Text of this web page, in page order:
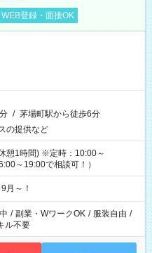
WEB登録・面接OK
/ 茅場町駅から徒歩6分
の提供など
憩1時間) ※定時：10:00～
～19:00で相談可！）
～！
/ 副業・WワークOK / 服装自由 /
ル不要